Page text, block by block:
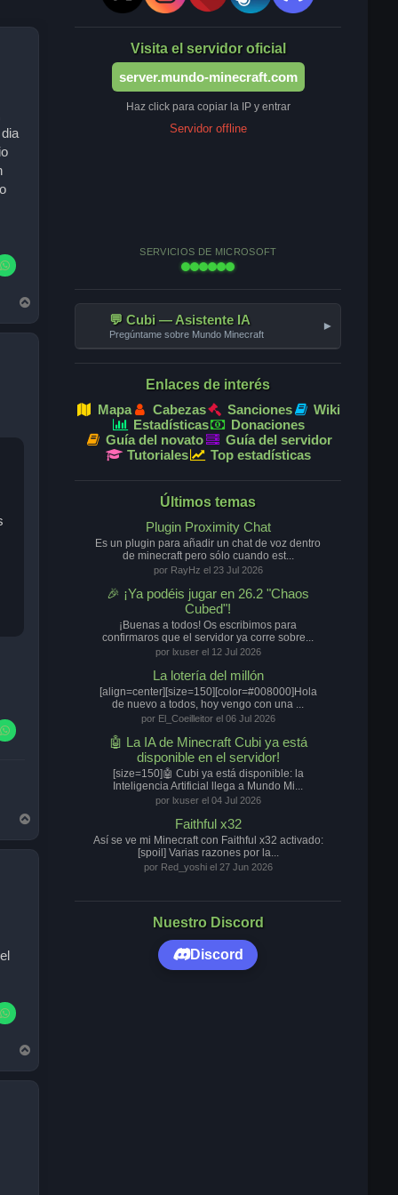
r
r
r
Visita el servidor oficial
server.mundo-minecraft.com
Haz click para copiar la IP y entrar
Servidor offline
SERVICIOS DE MICROSOFT
💬 Cubi — Asistente IA
Pregúntame sobre Mundo Minecraft
▾
Enlaces de interés
Mapa
Cabezas Sanciones
Wiki
Estadísticas
Donaciones
Guía del novato
Guía del servidor
Tutoriales
Top estadísticas
Últimos temas
Plugin Proximity Chat
Es un plugin para añadir un chat de voz dentro
de minecraft pero sólo cuando est...
por RayHz el 23 Jul 2026
🎉 ¡Ya podéis jugar en 26.2 "Chaos
Cubed"!
¡Buenas a todos! Os escribimos para
confirmaros que el servidor ya corre sobre...
por lxuser el 12 Jul 2026
La lotería del millón
[align=center][size=150][color=#008000]Hola
de nuevo a todos, hoy vengo con una ...
por El_Coeilleitor el 06 Jul 2026
🤖 La IA de Minecraft Cubi ya está
disponible en el servidor!
[size=150]🤖 Cubi ya está disponible: la
Inteligencia Artificial llega a Mundo Mi...
por lxuser el 04 Jul 2026
Faithful x32
Así se ve mi Minecraft con Faithful x32 activado:
[spoil] Varias razones por la...
por Red_yoshi el 27 Jun 2026
Nuestro Discord
Discord